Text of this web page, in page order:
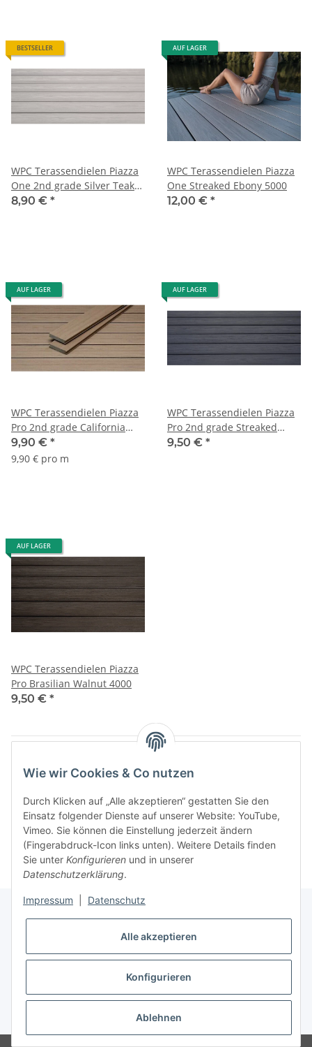
BESTSELLER
WPC Terassendielen Piazza
One 2nd grade Silver Teak
4000
8,90 € *
AUF LAGER
WPC Terassendielen Piazza
One Streaked Ebony 5000
12,00 € *
AUF LAGER
WPC Terassendielen Piazza
Pro 2nd grade California
Oak 4000
9,90 € *
9,90 € pro m
AUF LAGER
WPC Terassendielen Piazza
Pro 2nd grade Streaked
Ebony 4000
9,50 € *
AUF LAGER
WPC Terassendielen Piazza
Pro Brasilian Walnut 4000
9,50 € *
Artikel 1 - 7 von 7
Kategorien
Gesetzliche Informationen
* Alle Preise inkl. gesetzlicher USt., zzgl.Versand
Wie wir Cookies & Co nutzen
Durch Klicken auf „Alle akzeptieren“ gestatten Sie den
Einsatz folgender Dienste auf unserer Website: YouTube,
Vimeo. Sie können die Einstellung jederzeit ändern
(Fingerabdruck-Icon links unten). Weitere Details finden
Sie unter Konfigurieren und in unserer
Datenschutzerklärung.
Impressum Datenschutz
Alle akzeptieren
Konfigurieren
Ablehnen